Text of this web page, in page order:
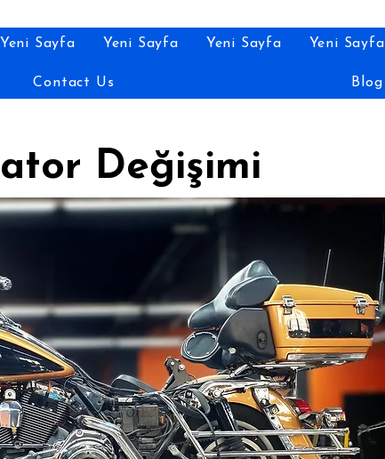
Yeni Sayfa Yeni Sayfa Yeni Sayfa Yeni Sayfa
Contact Us Blog
Değişimi